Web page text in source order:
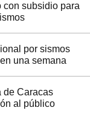
subsidio para
por sismos
una semana
de Caracas
al público